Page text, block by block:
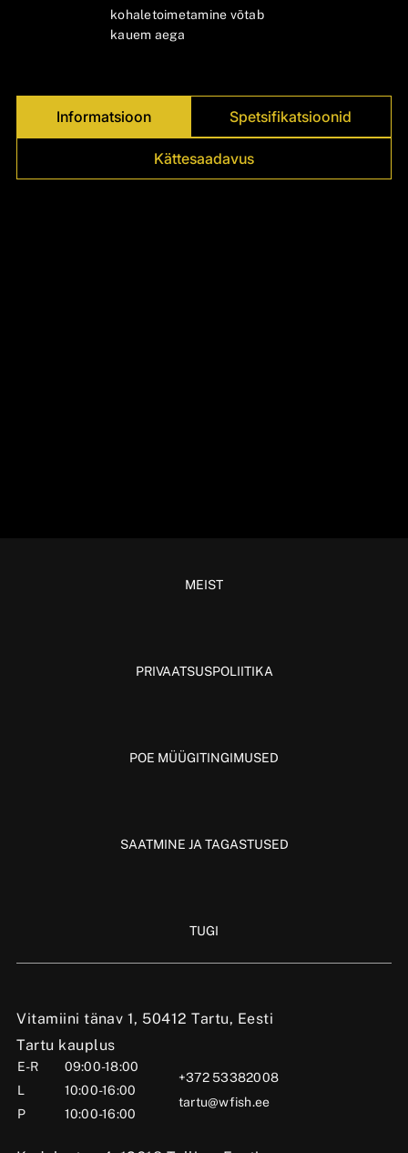
kohaletoimetamine võtab
kauem aega
Informatsioon Spetsifikatsioonid
Kättesaadavus
Vitamiini tänav 1, 50412 Tartu, Eesti
Tartu kauplus
E-R
09:00-18:00
L
10:00-16:00
P
10:00-16:00
+372 53382008
tartu@wfish.ee
MEIST
PRIVAATSUSPOLIITIKA
POE MÜÜGITINGIMUSED
SAATMINE JA TAGASTUSED
TUGI